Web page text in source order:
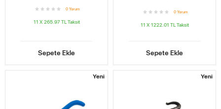
0 Yorum
11 X 265.97 TL Taksit
Sepete Ekle
0 Yorum
11 X 1222.01 TL Taksit
Sepete Ekle
Yeni Yeni